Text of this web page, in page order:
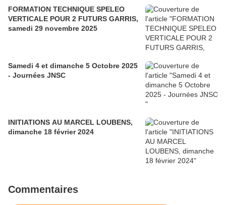
FORMATION TECHNIQUE SPELEO
VERTICALE POUR 2 FUTURS GARRIS,
samedi 29 novembre 2025
Samedi 4 et dimanche 5 Octobre 2025
- Journées JNSC
INITIATIONS AU MARCEL LOUBENS,
dimanche 18 février 2024
Commentaires